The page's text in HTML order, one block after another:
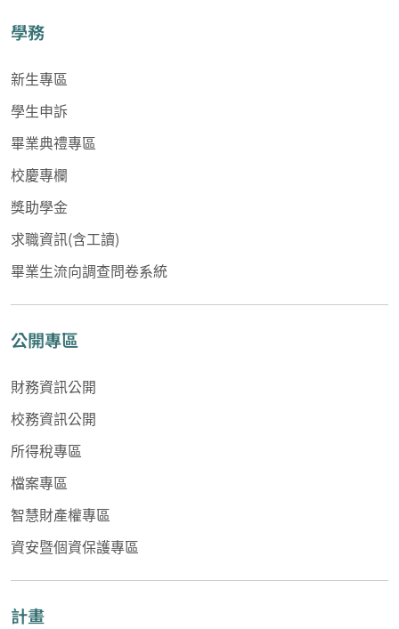
學務
新生專區
學生申訴
畢業典禮專區
校慶專欄
獎助學金
求職資訊(含工讀)
畢業生流向調查問卷系統
公開專區
財務資訊公開
校務資訊公開
所得稅專區
檔案專區
智慧財產權專區
資安暨個資保護專區
計畫